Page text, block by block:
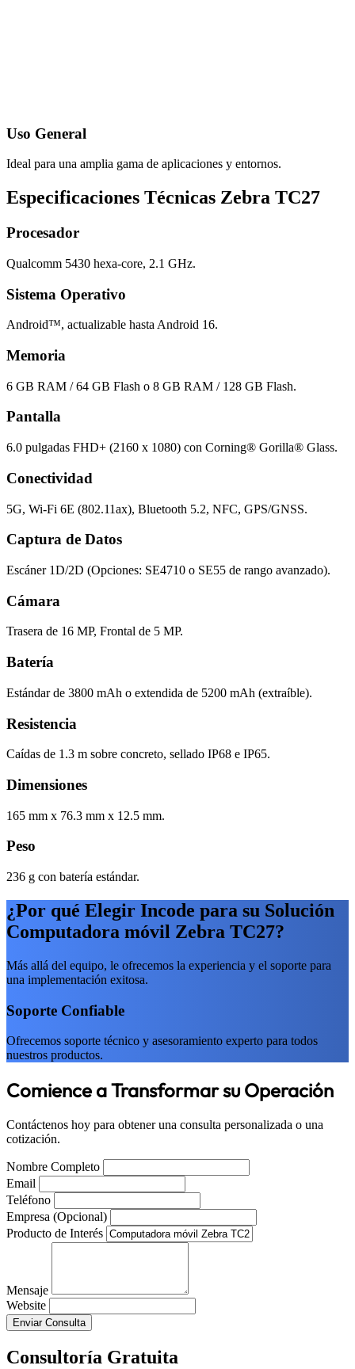
Uso General
Ideal para una amplia gama de aplicaciones y entornos.
Especificaciones Técnicas Zebra TC27
Procesador
Qualcomm 5430 hexa-core, 2.1 GHz.
Sistema Operativo
Android™, actualizable hasta Android 16.
Memoria
6 GB RAM / 64 GB Flash o 8 GB RAM / 128 GB Flash.
Pantalla
6.0 pulgadas FHD+ (2160 x 1080) con Corning® Gorilla® Glass.
Conectividad
5G, Wi-Fi 6E (802.11ax), Bluetooth 5.2, NFC, GPS/GNSS.
Captura de Datos
Escáner 1D/2D (Opciones: SE4710 o SE55 de rango avanzado).
Cámara
Trasera de 16 MP, Frontal de 5 MP.
Batería
Estándar de 3800 mAh o extendida de 5200 mAh (extraíble).
Resistencia
Caídas de 1.3 m sobre concreto, sellado IP68 e IP65.
Dimensiones
165 mm x 76.3 mm x 12.5 mm.
Peso
236 g con batería estándar.
¿Por qué Elegir Incode para su Solución
Computadora móvil Zebra TC27?
Más allá del equipo, le ofrecemos la experiencia y el soporte para
una implementación exitosa.
Soporte Confiable
Ofrecemos soporte técnico y asesoramiento experto para todos
nuestros productos.
Comience a Transformar su Operación
Contáctenos hoy para obtener una consulta personalizada o una
cotización.
Nombre Completo
Email
Teléfono
Empresa (Opcional)
Producto de Interés
Mensaje
Website
Enviar Consulta
Consultoría Gratuita